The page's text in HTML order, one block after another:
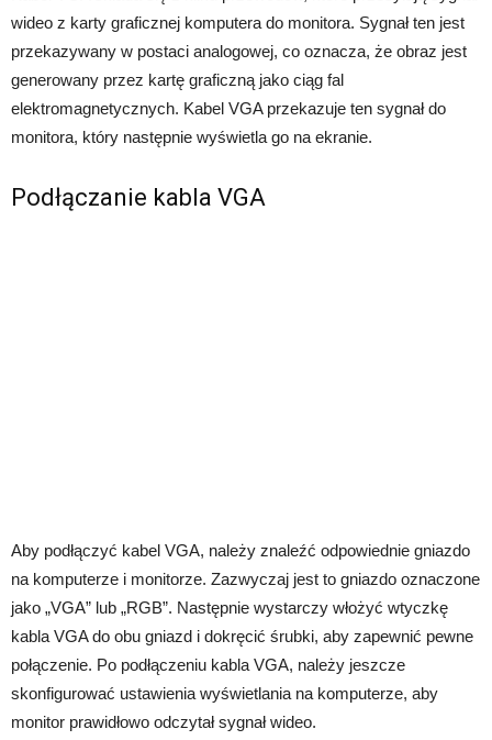
wideo z karty graficznej komputera do monitora. Sygnał ten jest
przekazywany w postaci analogowej, co oznacza, że obraz jest
generowany przez kartę graficzną jako ciąg fal
elektromagnetycznych. Kabel VGA przekazuje ten sygnał do
monitora, który następnie wyświetla go na ekranie.
Podłączanie kabla VGA
Aby podłączyć kabel VGA, należy znaleźć odpowiednie gniazdo
na komputerze i monitorze. Zazwyczaj jest to gniazdo oznaczone
jako „VGA” lub „RGB”. Następnie wystarczy włożyć wtyczkę
kabla VGA do obu gniazd i dokręcić śrubki, aby zapewnić pewne
połączenie. Po podłączeniu kabla VGA, należy jeszcze
skonfigurować ustawienia wyświetlania na komputerze, aby
monitor prawidłowo odczytał sygnał wideo.